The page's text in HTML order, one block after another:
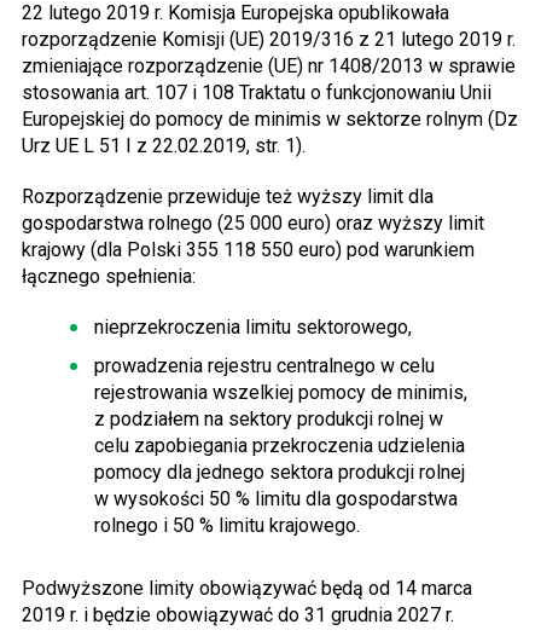
22 lutego 2019 r. Komisja Europejska opublikowała
rozporządzenie Komisji (UE) 2019/316 z 21 lutego 2019 r.
zmieniające rozporządzenie (UE) nr 1408/2013 w sprawie
stosowania art. 107 i 108 Traktatu o funkcjonowaniu Unii
Europejskiej do pomocy de minimis w sektorze rolnym (Dz
Urz UE L 51 I z 22.02.2019, str. 1).
Rozporządzenie przewiduje też wyższy limit dla
gospodarstwa rolnego (25 000 euro) oraz wyższy limit
krajowy (dla Polski 355 118 550 euro) pod warunkiem
łącznego spełnienia:
nieprzekroczenia limitu sektorowego,
prowadzenia rejestru centralnego w celu
rejestrowania wszelkiej pomocy de minimis,
z podziałem na sektory produkcji rolnej w
celu zapobiegania przekroczenia udzielenia
pomocy dla jednego sektora produkcji rolnej
w wysokości 50 % limitu dla gospodarstwa
rolnego i 50 % limitu krajowego.
Podwyższone limity obowiązywać będą od 14 marca
2019 r. i będzie obowiązywać do 31 grudnia 2027 r.